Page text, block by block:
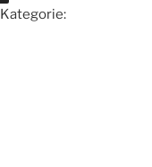
Kategorie: